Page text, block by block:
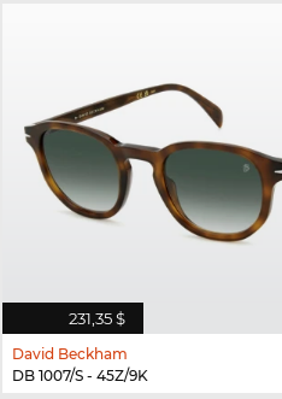
231,35 $
David Beckham
DB 1007/S - 45Z/9K